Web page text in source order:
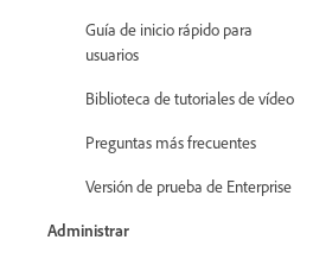
Guía de inicio rápido para
usuarios
Biblioteca de tutoriales de vídeo
Preguntas más frecuentes
Versión de prueba de Enterprise
Administrar